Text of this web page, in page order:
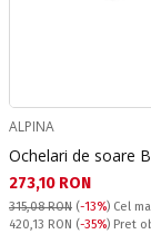
ALPINA
Ochelari de soare
Текуща цена:
273,10 RON
315,08 RON (-13%) Cel
Pret obisnuit:
420,13 RON (-35%) Pret